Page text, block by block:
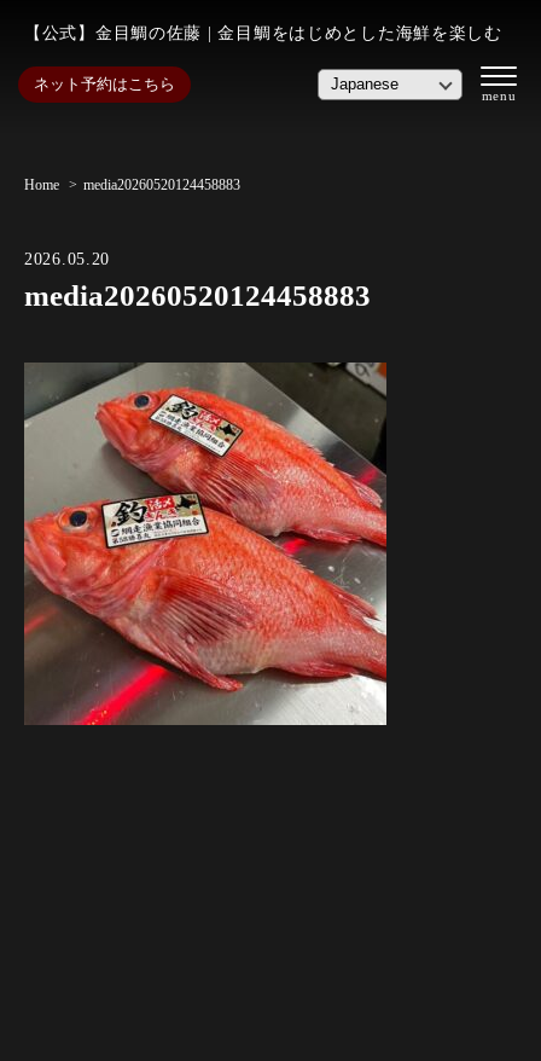
【公式】金目鯛の佐藤 | 金目鯛をはじめとした海鮮を楽しむ
ネット予約はこちら
Home media20260520124458883
2026.05.20
media20260520124458883